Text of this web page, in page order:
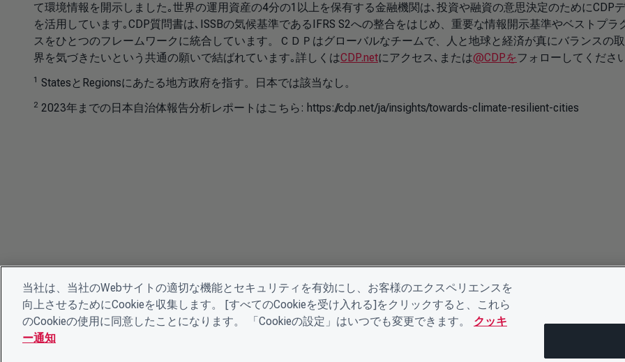
て環境情報を開示しました｡世界の運用資産の4分の1以上を保有する金融機関は､投資や融資の意思決定のためにCDP
を活用しています｡CDP質問書は､ISSBの気候基準であるIFRS S2への整合をはじめ、重要な情報開示基準やベストプラ
スをひとつのフレームワークに統合しています。ＣＤＰはグローバルなチームで、人と地球と経済が真にバランスの
界を気づきたいという共通の願いで結ばれています｡詳しくはCDP.netにアクセス､または@CDPを フォローしてくださ
1 StatesとRegionsにあたる地方政府を指す。日本では該当なし。
2 2023年までの日本自治体報告分析レポートはこちら: https://cdp.net/ja/insights/towards-climate-resilient-cities
当社は、当社のWebサイトの適切な機能とセキュリティを有効にし、お客様のエクスペリエンスを
向上させるためにCookieを収集します。 [すべてのCookieを受け入れる]をクリックすると、これら
のCookieの使用に同意したことになります。 「Cookieの設定」はいつでも変更できます。
クッキ
ー通知